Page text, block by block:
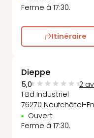
Ferme à 17:30.
Itinéraire
Dieppe
5,0
2
1 Bd Industriel
76270 Neufchâtel-
Ouvert
Ferme à 17:30.